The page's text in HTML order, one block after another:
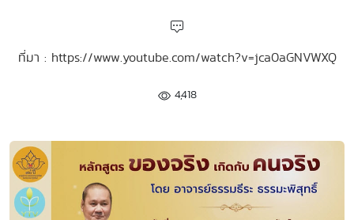
ที่มา : https://www.youtube.com/watch?v=jca0aGNVWXQ
4,418